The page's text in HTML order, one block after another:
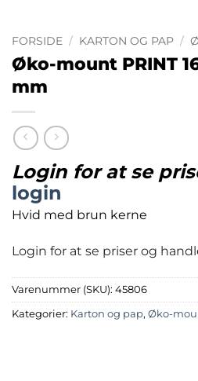
FORSIDE / KARTON OG PAP /
Øko-mount PRINT
mm
Login for at se
login
Hvid med brun kerne
Login for at se priser og
Varenummer (SKU): 45806
Kategorier: Karton og pap, Øko-